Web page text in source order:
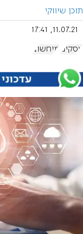
תוכן שיווקי
11.07.21, 17:41
עסקים מיחשוב